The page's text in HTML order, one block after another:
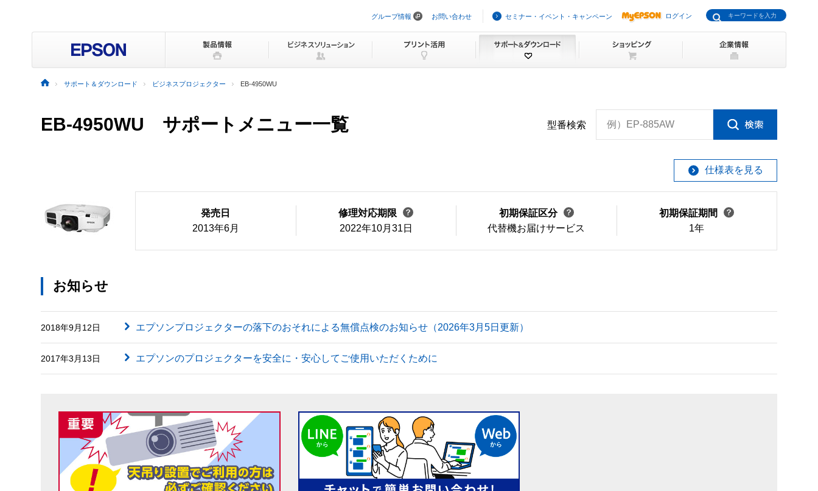
ビ
ョ
グループ情報 お問い合わせ セミナー・イベント・キャンペーン ログイン
サポート＆ダウンロード ビジネスプロジェクター EB-4950WU
EB-4950WU サポートメニュー一覧 型番検索 例）EP-885AW
仕様表を見る
発売日
2013年6月
修理対応期限
2022年10月31日
初期保証区分
代替機お届けサービス
初期保証期間
1年
お知らせ
2018年9月12日 エプソンプロジェクターの落下のおそれによる無償点検のお知らせ（2026年3月5日更新）
2017年3月13日 エプソンのプロジェクターを安全に・安心してご使用いただくために